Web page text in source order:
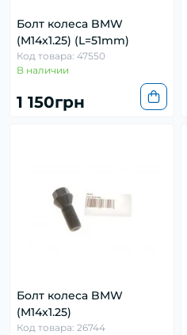
Болт колеса BMW
(M14x1.25) (L=51mm)
Код товара: 47550
В наличии
1 150грн
Болт колеса BMW
(M14x1.25)
Код товара: 26744